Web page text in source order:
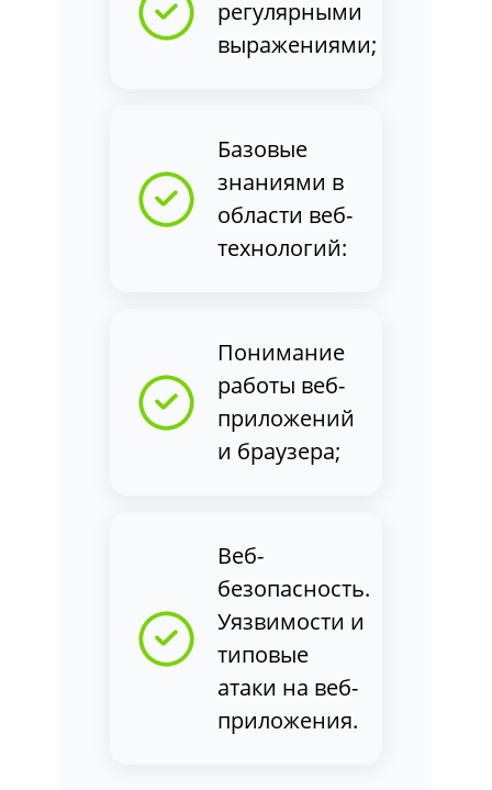
регулярными
выражениями;
Базовые
знаниями в
области веб-
технологий:
Понимание
работы веб-
приложений
и браузера;
Веб-
безопасность.
Уязвимости и
типовые
атаки на веб-
приложения.